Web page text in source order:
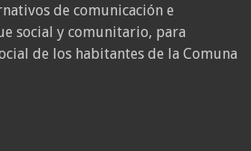
de comunicación e
social y comunitario, para
de los habitantes de la Comuna